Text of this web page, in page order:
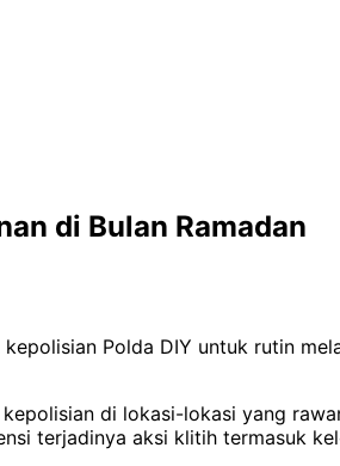
di Bulan Ramadan
Polda DIY untuk rutin
di lokasi-lokasi yang
terjadinya aksi klitih termasuk